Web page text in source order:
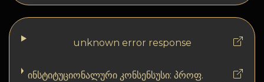
საიტის რუქა
unknown error response
ინსტიტუციონალური კონსენსუსი: პროფ.